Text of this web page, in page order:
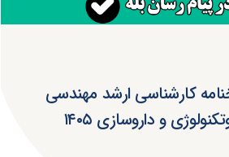
کارشناسی ارشد مهندسی
و داروسازی ۱۴۰۵